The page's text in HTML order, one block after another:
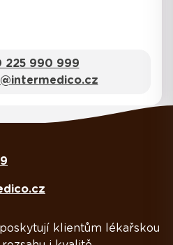
225 990 999
klientům lékařskou